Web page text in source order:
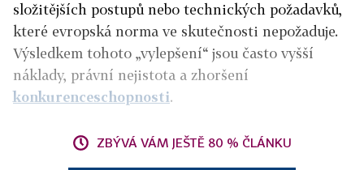
složitějších postupů nebo technických požadavků,
které evropská norma ve skutečnosti nepožaduje.
Výsledkem tohoto „vylepšení“ jsou často vyšší
náklady, právní nejistota a zhoršení
konkurenceschopnosti.
ZBÝVÁ VÁM JEŠTĚ 80 % ČLÁNKU